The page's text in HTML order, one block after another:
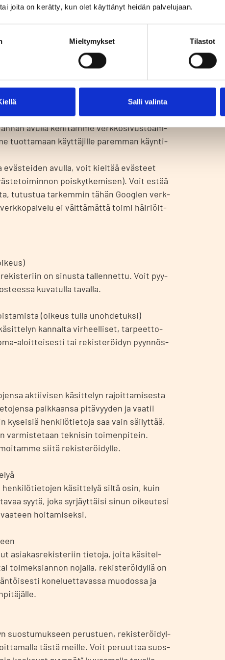
joita on kerätty, kun olet käyttänyt heidän palvelujaan.
Mieltymykset Tilastot
Salli valinta
on manu­aa­li­ses­sa muo­dos­sa, nii­tä säi­ly­te­
tie­to­tur­val­li­ses­ti.
auto­maat­ti­ses­ti tie­to­ko­neel­le /
Verk­ko­pal­ve­lum­me hyö­dyn­tää
käyt­tä­jäys­tä­väl­li­se­nä ja
ja verk­ko­si­vus­tom­me kehit­tä­mi­sek­si,
mark­ki­noin­nin koh­den­ta­mi­sek­si ja opti­
avul­la kehi­täm­me verk­ko­si­vus­toam­
tuot­ta­maan käyt­tä­jil­le parem­man käyn­ti­
eväs­tei­den avul­la, voit kiel­tää eväs­teet
pois­kyt­ke­mi­sen). Voit estää
tutus­tua tar­kem­min tähän Googlen verk­
ei vält­tä­mät­tä toi­mi häi­riöit­
on sinus­ta tal­len­net­tu. Voit pyy­
kuva­tul­la taval­la.
(oikeus tul­la unoh­de­tuk­si)
kan­nal­ta vir­heel­li­set, tar­peet­to­
aloit­tei­ses­ti tai rekis­te­röi­dyn pyyn­nös­
aktii­vi­sen käsit­te­lyn rajoit­ta­mi­ses­ta
paik­kaan­sa pitä­vyy­den ja vaa­tii
kysei­siä hen­ki­lö­tie­to­ja saa vain säi­lyt­tää,
var­mis­te­taan tek­ni­sin toi­men­pi­tein.
sii­tä rekis­te­röi­dyl­le.
käsit­te­lyä sil­tä osin, kuin
syy­tä, joka syr­jäyt­täi­si sinun oikeu­te­si
hoi­ta­mi­sek­si.
asia­kas­re­kis­te­riin tie­to­ja, joi­ta käsi­tel­
toi­mek­sian­non nojal­la, rekis­te­röi­dyl­lä on
kone­luet­ta­vas­sa muo­dos­sa ja
suos­tu­muk­seen perus­tuen, rekis­te­röi­dyl­
täs­tä meil­le. Voit peruut­taa suos­